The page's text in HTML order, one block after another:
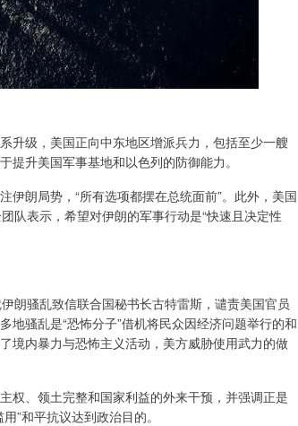
级，美国正向中东地区增派兵力，包括至少一艘
升美国军事基地和以色列的防御能力。
朗局势，“所有选项都摆在总统面前”。此外，美国
队表示，希望对伊朗的军事行动是“快速且决定性
骚乱致信联合国秘书长古特雷斯，谴责美国官员
骚乱是“恐怖分子”借机将民众因经济问题举行的和
境内暴力与恐怖主义活动，美方威胁使用武力的做
、领土完整和国家利益的外来干预，并强调正是
”和平抗议达到政治目的。